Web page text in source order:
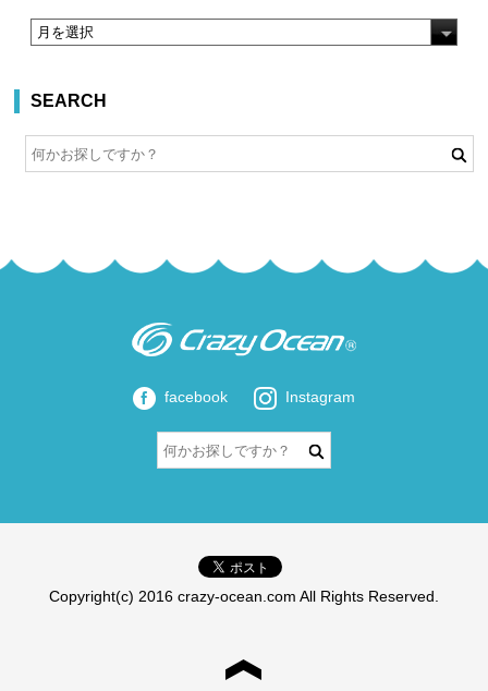
SEARCH
facebook Instagram
Copyright(c) 2016 crazy-ocean.com All Rights Reserved.